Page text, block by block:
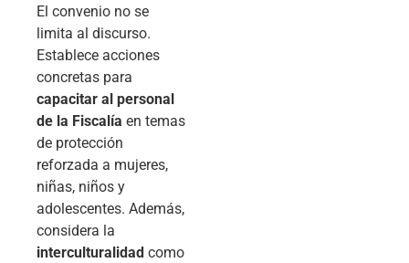
El convenio no se
limita al discurso.
Establece acciones
concretas para
capacitar al personal
de la Fiscalía en temas
de protección
reforzada a mujeres,
niñas, niños y
adolescentes. Además,
considera la
interculturalidad como